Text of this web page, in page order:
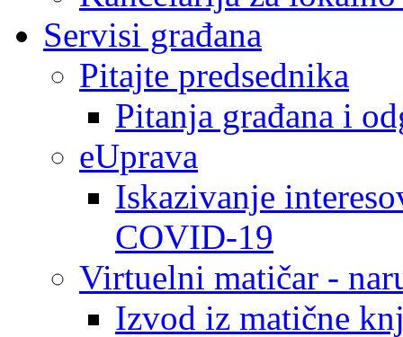
Servisi građana
Pitajte predsednika
Pitanja građana i
eUprava
Iskazivanje
COVID-19
Virtuelni matičar -
Izvod iz matične